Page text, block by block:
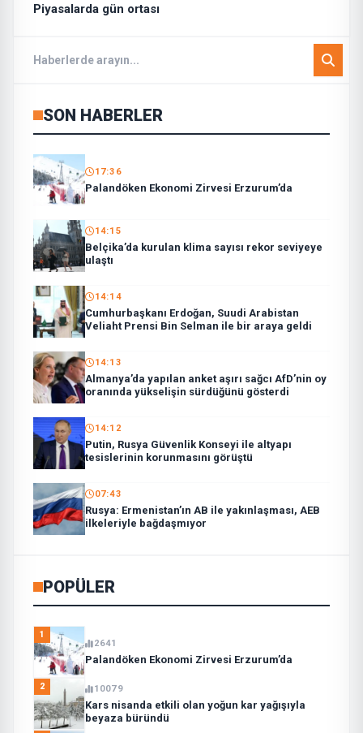
Piyasalarda gün ortası
SON HABERLER
17:36
Palandöken Ekonomi Zirvesi Erzurum’da
14:15
Belçika’da kurulan klima sayısı rekor seviyeye
ulaştı
14:14
Cumhurbaşkanı Erdoğan, Suudi Arabistan
Veliaht Prensi Bin Selman ile bir araya geldi
14:13
Almanya’da yapılan anket aşırı sağcı AfD’nin oy
oranında yükselişin sürdüğünü gösterdi
14:12
Putin, Rusya Güvenlik Konseyi ile altyapı
tesislerinin korunmasını görüştü
07:43
Rusya: Ermenistan’ın AB ile yakınlaşması, AEB
ilkeleriyle bağdaşmıyor
POPÜLER
1
2641
Palandöken Ekonomi Zirvesi Erzurum’da
2 10079
Kars nisanda etkili olan yoğun kar yağışıyla
beyaza büründü